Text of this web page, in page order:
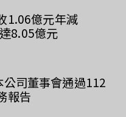
1.06億元年減
8.05億元
司董事會通過112
報告